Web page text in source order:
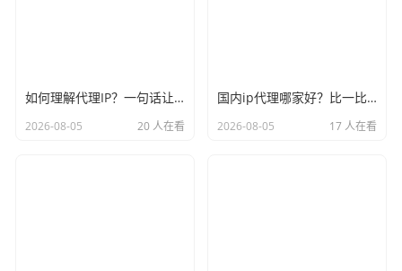
如何理解代理IP？一句话让你彻底不再迷糊
2026-08-05 20 人在看
国内ip代理哪家好？比一比口碑就见分晓
2026-08-05 17 人在看